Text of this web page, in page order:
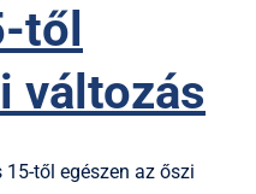
től
változás
től egészen az őszi